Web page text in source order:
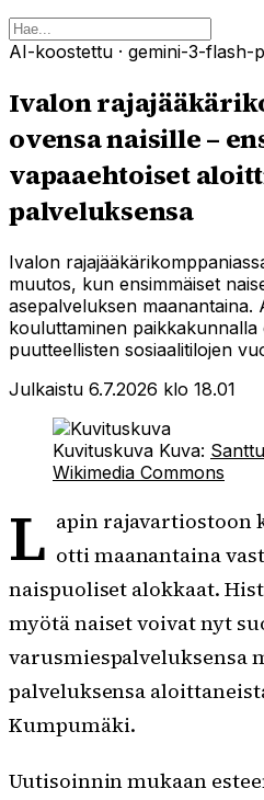
AI-koostettu · gemini-3-flash-
Ivalon
ovensa naisille –
vapaaehtoiset
palveluksensa
Ivalon
muutos, kun ensimmäiset
asepalveluksen maanantaina.
kouluttaminen
puutteellisten sosiaalitilojen
Julkaistu 6.7.2026 klo 18.01
Kuvituskuva Kuva:
Wikimedia Commons
L apin rajavartiostoon
otti maanantaina
naispuoliset alokkaat.
myötä naiset voivat nyt
varusmiespalveluksensa
palveluksensa
Kumpumäki.
Uutisoinnin mukaan